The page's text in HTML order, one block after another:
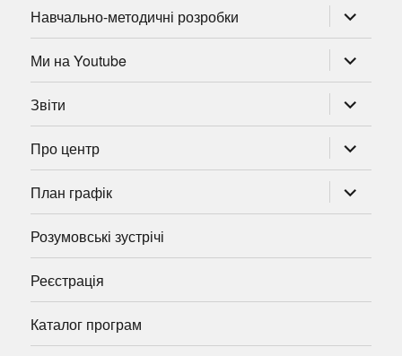
Навчально-методичні розробки
підменю
Ми на Youtube
підменю
Звіти
підменю
Про центр
підменю
План графік
підменю
Розумовські зустрічі
Реєстрація
Каталог програм